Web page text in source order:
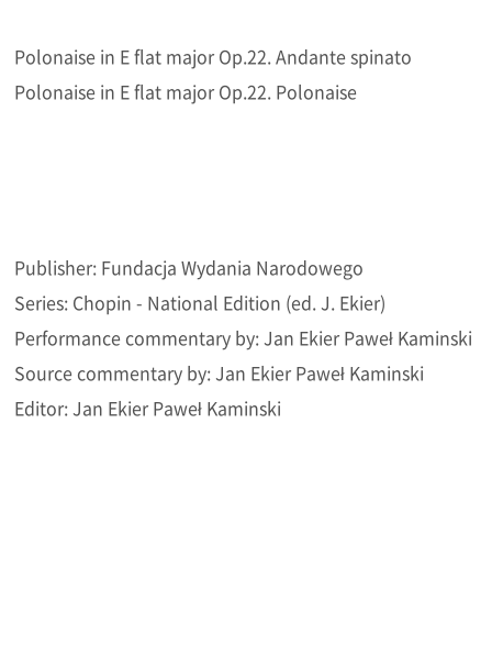
Polonaise in E flat major Op.22. Andante spinato
Polonaise in E flat major Op.22. Polonaise
Publisher: Fundacja Wydania Narodowego
Series: Chopin - National Edition (ed. J. Ekier)
Performance commentary by: Jan Ekier Paweł Kaminski
Source commentary by: Jan Ekier Paweł Kaminski
Editor: Jan Ekier Paweł Kaminski